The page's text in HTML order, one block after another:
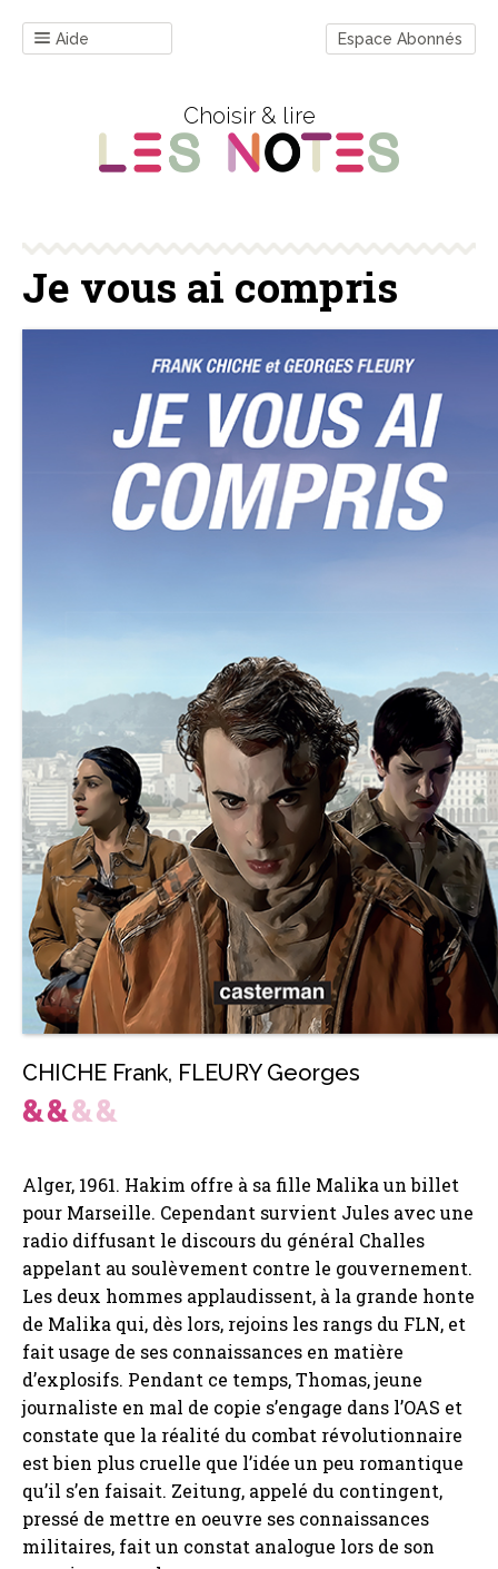
Aide Espace Abonnés
Choisir & lire
Je vous ai compris
CHICHE Frank, FLEURY Georges
Alger, 1961. Hakim offre à sa fille Malika un billet
pour Marseille. Cependant survient Jules avec une
radio diffusant le discours du général Challes
appelant au soulèvement contre le gouvernement.
Les deux hommes applaudissent, à la grande honte
de Malika qui, dès lors, rejoins les rangs du FLN, et
fait usage de ses connaissances en matière
d’explosifs. Pendant ce temps, Thomas, jeune
journaliste en mal de copie s’engage dans l’OAS et
constate que la réalité du combat révolutionnaire
est bien plus cruelle que l’idée un peu romantique
qu’il s’en faisait. Zeitung, appelé du contingent,
pressé de mettre en oeuvre ses connaissances
militaires, fait un constat analogue lors de son